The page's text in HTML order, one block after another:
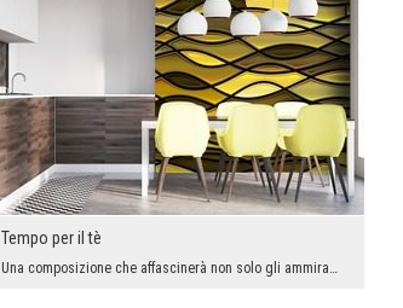
Tempo per il tè
Una composizione che affascinerà non solo gli ammiratori del tè, ma i tutti questi che vogliono p...